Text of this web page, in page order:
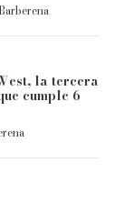
la tercera
cumple 6